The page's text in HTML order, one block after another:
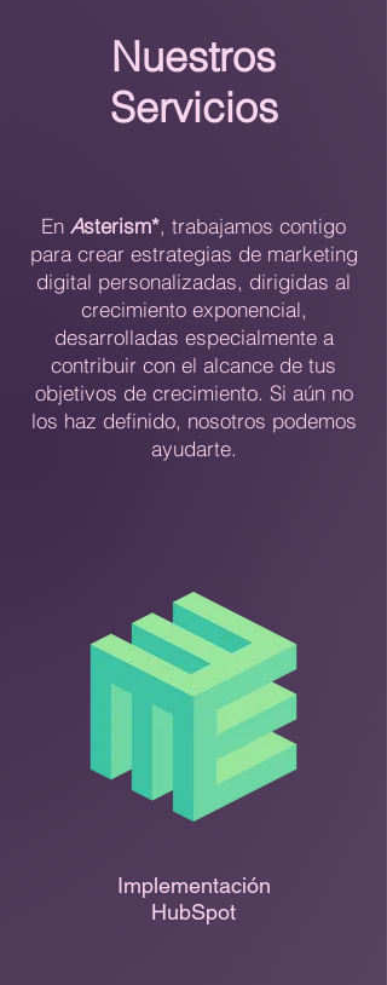
Nuestros
Servicios
En Asterism*, trabajamos contigo
para crear estrategias de marketing
digital personalizadas, dirigidas al
crecimiento exponencial,
desarrolladas especialmente a
contribuir con el alcance de tus
objetivos de crecimiento. Si aún no
los haz definido, nosotros podemos
ayudarte.
Implementación
HubSpot